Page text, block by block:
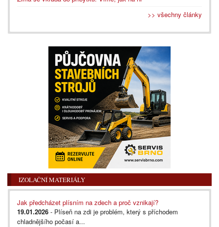
>> všechny články
IZOLAČNÍ MATERIÁLY
Jak předcházet plísním na zdech a proč vznikají?
19.01.2026 - Plíseň na zdi je problém, který s příchodem
chladnějšího počasí a...